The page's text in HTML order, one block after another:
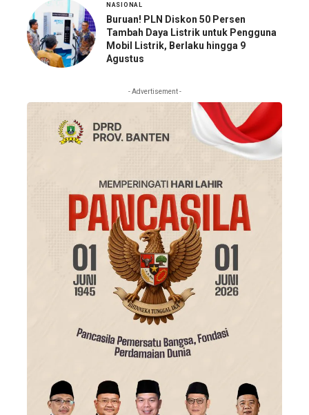
NASIONAL
Buruan! PLN Diskon 50 Persen
Tambah Daya Listrik untuk Pengguna
Mobil Listrik, Berlaku hingga 9
Agustus
- Advertisement -